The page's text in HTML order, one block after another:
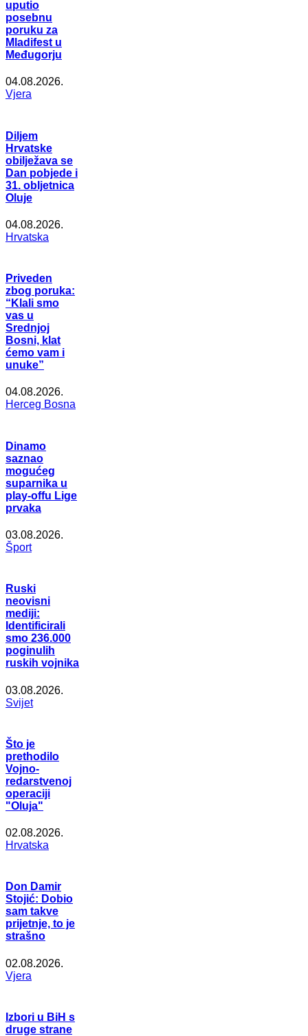
uputio
posebnu
poruku za
Mladifest u
Međugorju
04.08.2026.
Vjera
Diljem
Hrvatske
obilježava se
Dan pobjede i
31. obljetnica
Oluje
04.08.2026.
Hrvatska
Priveden
zbog poruka:
“Klali smo
vas u
Srednjoj
Bosni, klat
ćemo vam i
unuke”
04.08.2026.
Herceg Bosna
Dinamo
saznao
mogućeg
suparnika u
play-offu Lige
prvaka
03.08.2026.
Šport
Ruski
neovisni
mediji:
Identificirali
smo 236.000
poginulih
ruskih vojnika
03.08.2026.
Svijet
Što je
prethodilo
Vojno-
redarstvenoj
operaciji
"Oluja"
02.08.2026.
Hrvatska
Don Damir
Stojić: Dobio
sam takve
prijetnje, to je
strašno
02.08.2026.
Vjera
Izbori u BiH s
druge strane